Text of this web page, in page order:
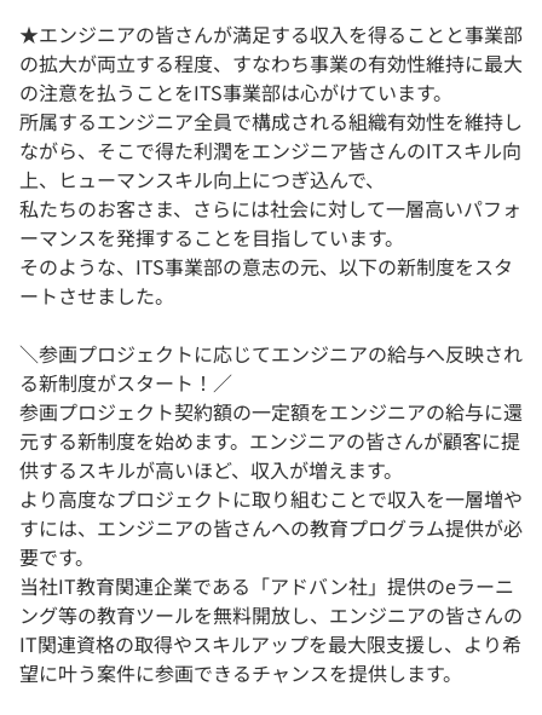
★エンジニアの皆さんが満足する収入を得ることと事業部
の拡大が両立する程度、すなわち事業の有効性維持に最大
の注意を払うことをITS事業部は心がけています。
所属するエンジニア全員で構成される組織有効性を維持し
ながら、そこで得た利潤をエンジニア皆さんのITスキル向
上、ヒューマンスキル向上につぎ込んで、
私たちのお客さま、さらには社会に対して一層高いパフォ
ーマンスを発揮することを目指しています。
そのような、ITS事業部の意志の元、以下の新制度をスタ
ートさせました。
＼参画プロジェクトに応じてエンジニアの給与へ反映され
る新制度がスタート！／
参画プロジェクト契約額の一定額をエンジニアの給与に還
元する新制度を始めます。エンジニアの皆さんが顧客に提
供するスキルが高いほど、収入が増えます。
より高度なプロジェクトに取り組むことで収入を一層増や
すには、エンジニアの皆さんへの教育プログラム提供が必
要です。
当社IT教育関連企業である「アドバン社」提供のeラーニ
ング等の教育ツールを無料開放し、エンジニアの皆さんの
IT関連資格の取得やスキルアップを最大限支援し、より希
望に叶う案件に参画できるチャンスを提供します。